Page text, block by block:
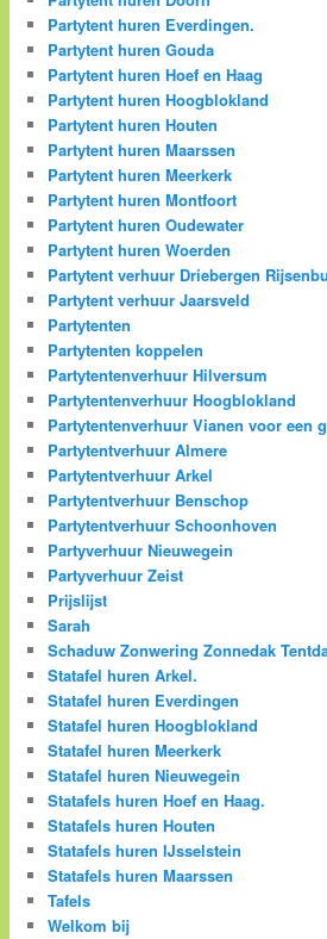
Partytent huren Everdingen.
Partytent huren Gouda
Partytent huren Hoef en Haag
Partytent huren Hoogblokland
Partytent huren Houten
Partytent huren Maarssen
Partytent huren Meerkerk
Partytent huren Montfoort
Partytent huren Oudewater
Partytent huren Woerden
Partytent verhuur Driebergen
Partytent verhuur Jaarsveld
Partytenten
Partytenten koppelen
Partytentenverhuur Hilversum
Partytentenverhuur Hoogblokland
Partytentenverhuur Vianen voor een
Partytentverhuur Almere
Partytentverhuur Arkel
Partytentverhuur Benschop
Partytentverhuur Schoonhoven
Partyverhuur Nieuwegein
Partyverhuur Zeist
Prijslijst
Sarah
Schaduw Zonwering Zonnedak
Statafel huren Arkel.
Statafel huren Everdingen
Statafel huren Hoogblokland
Statafel huren Meerkerk
Statafel huren Nieuwegein
Statafels huren Hoef en Haag.
Statafels huren Houten
Statafels huren IJsselstein
Statafels huren Maarssen
Tafels
Welkom bij